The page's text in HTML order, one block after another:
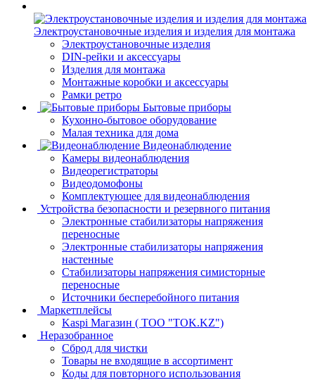
Электроустановочные изделия и изделия для монтажа
Электроустановочные изделия
DIN-рейки и аксессуары
Изделия для монтажа
Монтажные коробки и аксессуары
Рамки ретро
Бытовые приборы
Кухонно-бытовое оборудование
Малая техника для дома
Видеонаблюдение
Камеры видеонаблюдения
Видеорегистраторы
Видеодомофоны
Комплектующее для видеонаблюдения
Устройства безопасности и резервного питания
Электронные стабилизаторы напряжения
переносные
Электронные стабилизаторы напряжения
настенные
Стабилизаторы напряжения симисторные
переносные
Источники бесперебойного питания
Маркетплейсы
Kaspi Магазин ( ТОО "TOK.KZ")
Неразобранное
Сброд для чистки
Товары не входящие в ассортимент
Коды для повторного использования